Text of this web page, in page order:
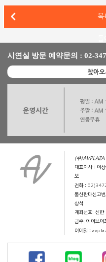
경기 파주 고객님의 멀목
시연실 방문 예약문의 : 02-
찾아
(주)AVPLAZA
대표이사 : 이
보
전화 :
통신판매신고
상석
계좌번호: 신
금주: 에이브이
이메일 :